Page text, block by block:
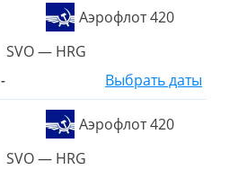
Аэрофлот 420
SVO — HRG
-
Выбрать даты
Аэрофлот 420
SVO — HRG